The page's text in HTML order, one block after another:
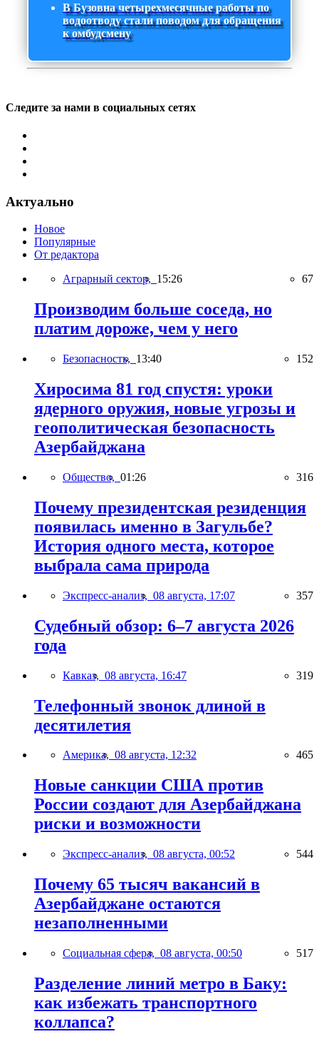
В Бузовна четырехмесячные работы по
водоотводу стали поводом для обращения
к омбудсмену
Следите за нами в социальных сетях
Актуально
Новое
Популярные
От редактора
Аграрный сектор, 15:26 67
Производим больше соседа, но
платим дороже, чем у него
Безопасность, 13:40 152
Хиросима 81 год спустя: уроки
ядерного оружия, новые угрозы и
геополитическая безопасность
Азербайджана
Общество, 01:26 316
Почему президентская резиденция
появилась именно в Загульбе?
История одного места, которое
выбрала сама природа
Экспресс-анализ, 08 августа, 17:07 357
Судебный обзор: 6–7 августа 2026
года
Кавказ, 08 августа, 16:47 319
Телефонный звонок длиной в
десятилетия
Америка, 08 августа, 12:32 465
Новые санкции США против
России создают для Азербайджана
риски и возможности
Экспресс-анализ, 08 августа, 00:52 544
Почему 65 тысяч вакансий в
Азербайджане остаются
незаполненными
Социальная сфера, 08 августа, 00:50 517
Разделение линий метро в Баку:
как избежать транспортного
коллапса?